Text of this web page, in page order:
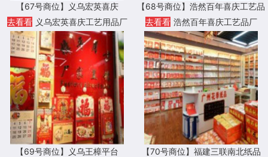
【67号商位】义乌宏英喜庆
去看看 义乌宏英喜庆工艺用品厂
【68号商位】浩然百年喜庆工艺品
厂
去看看 浩然百年喜庆工艺品厂
【69号商位】义乌王樟平台
【70号商位】福建三联南北纸品